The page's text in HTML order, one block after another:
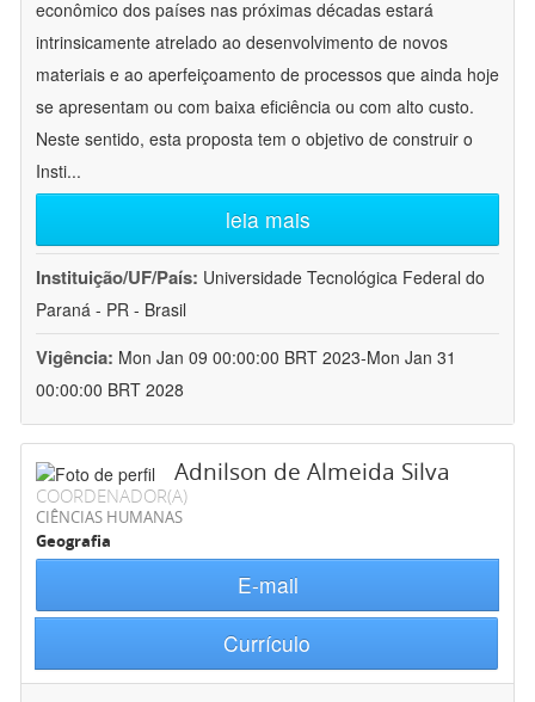
econômico dos países nas próximas décadas estará
intrinsicamente atrelado ao desenvolvimento de novos
materiais e ao aperfeiçoamento de processos que ainda hoje
se apresentam ou com baixa eficiência ou com alto custo.
Neste sentido, esta proposta tem o objetivo de construir o
Insti...
leia mais
Instituição/UF/País: Universidade Tecnológica Federal do
Paraná - PR - Brasil
Vigência: Mon Jan 09 00:00:00 BRT 2023-Mon Jan 31
00:00:00 BRT 2028
Adnilson de Almeida Silva
COORDENADOR(A)
CIÊNCIAS HUMANAS
Geografia
E-mail
Currículo